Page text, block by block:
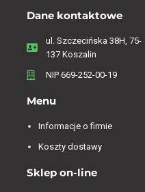
Dane kontaktowe
ul. Szczecińska 38H, 75-
137 Koszalin
NIP 669-252-00-19
Menu
Informacje o firmie
Koszty dostawy
Sklep on-line